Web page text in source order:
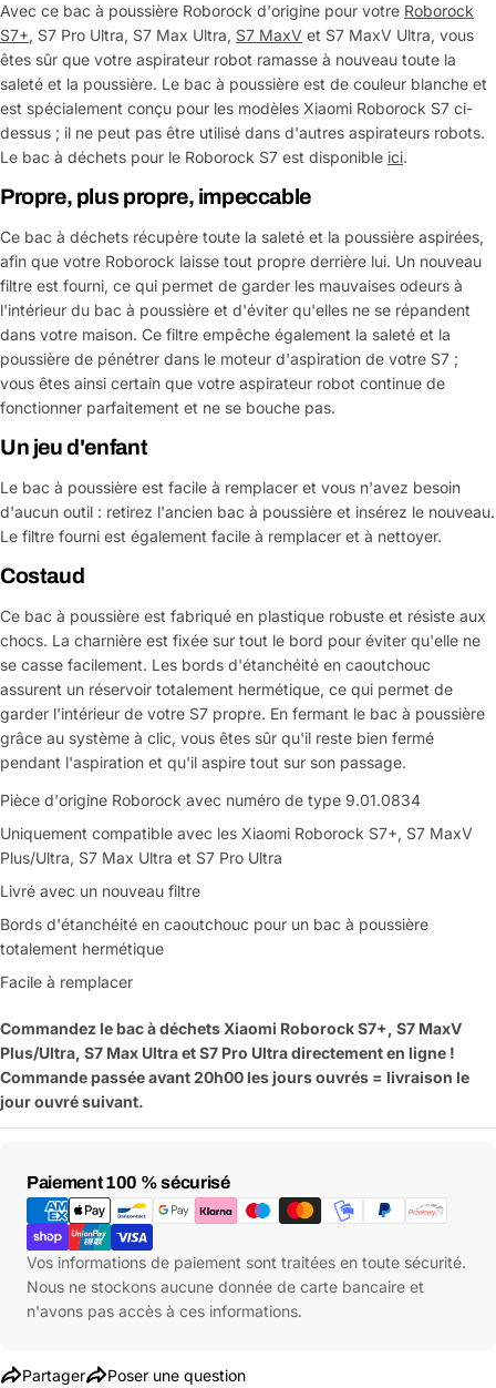
Avec ce bac à poussière Roborock d'origine pour votre Roborock
S7+, S7 Pro Ultra, S7 Max Ultra, S7 MaxV et S7 MaxV Ultra, vous
êtes sûr que votre aspirateur robot ramasse à nouveau toute la
saleté et la poussière. Le bac à poussière est de couleur blanche et
est spécialement conçu pour les modèles Xiaomi Roborock S7 ci-
dessus ; il ne peut pas être utilisé dans d'autres aspirateurs robots.
Le bac à déchets pour le Roborock S7 est disponible ici.
Propre, plus propre, impeccable
Ce bac à déchets récupère toute la saleté et la poussière aspirées,
afin que votre Roborock laisse tout propre derrière lui. Un nouveau
filtre est fourni, ce qui permet de garder les mauvaises odeurs à
l'intérieur du bac à poussière et d'éviter qu'elles ne se répandent
dans votre maison. Ce filtre empêche également la saleté et la
poussière de pénétrer dans le moteur d'aspiration de votre S7 ;
vous êtes ainsi certain que votre aspirateur robot continue de
fonctionner parfaitement et ne se bouche pas.
Un jeu d'enfant
Le bac à poussière est facile à remplacer et vous n'avez besoin
d'aucun outil : retirez l'ancien bac à poussière et insérez le nouveau.
Le filtre fourni est également facile à remplacer et à nettoyer.
Costaud
Ce bac à poussière est fabriqué en plastique robuste et résiste aux
chocs. La charnière est fixée sur tout le bord pour éviter qu'elle ne
se casse facilement. Les bords d'étanchéité en caoutchouc
assurent un réservoir totalement hermétique, ce qui permet de
garder l'intérieur de votre S7 propre. En fermant le bac à poussière
grâce au système à clic, vous êtes sûr qu'il reste bien fermé
pendant l'aspiration et qu'il aspire tout sur son passage.
Pièce d'origine Roborock avec numéro de type 9.01.0834
Uniquement compatible avec les Xiaomi Roborock S7+, S7 MaxV
Plus/Ultra, S7 Max Ultra et S7 Pro Ultra
Livré avec un nouveau filtre
Bords d'étanchéité en caoutchouc pour un bac à poussière
totalement hermétique
Facile à remplacer
Commandez le bac à déchets Xiaomi Roborock S7+, S7 MaxV
Plus/Ultra, S7 Max Ultra et S7 Pro Ultradirectement en ligne !
Commande passée avant 20h00 les jours ouvrés = livraison le
jour ouvré suivant.
Paiement 100 % sécurisé
Moyens
de
paiement
Vos informations de paiement sont traitées en toute sécurité.
Nous ne stockons aucune donnée de carte bancaire et
n'avons pas accès à ces informations.
Partager Poser une question